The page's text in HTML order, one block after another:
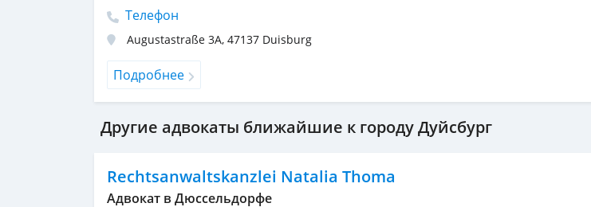
Телефон
Augustastraße 3A, 47137 Duisburg
Подробнее
Другие адвокаты ближайшие к городу Дуйсбург
Rechtsanwaltskanzlei Natalia Thoma
Адвокат в Дюссельдорфе